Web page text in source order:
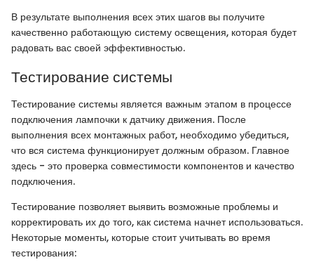
В результате выполнения всех этих шагов вы получите
качественно работающую систему освещения, которая будет
радовать вас своей эффективностью.
Тестирование системы
Тестирование системы является важным этапом в процессе
подключения лампочки к датчику движения. После
выполнения всех монтажных работ, необходимо убедиться,
что вся система функционирует должным образом. Главное
здесь - это проверка совместимости компонентов и качество
подключения.
Тестирование позволяет выявить возможные проблемы и
корректировать их до того, как система начнет использоваться.
Некоторые моменты, которые стоит учитывать во время
тестирования: